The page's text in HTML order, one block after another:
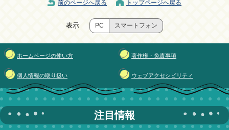
前のページへ戻る トップページへ戻る
表示 PC スマートフォン
ホームページの使い方 著作権・免責事項
個人情報の取り扱い ウェブアクセシビリティ
注目情報